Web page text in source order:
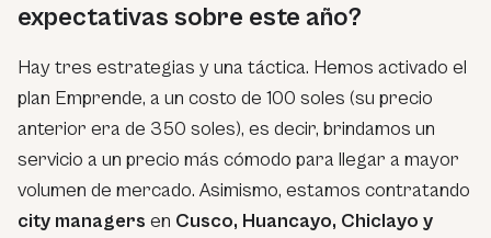
expectativas sobre este año?
Hay tres estrategias y una táctica. Hemos activado el
plan Emprende, a un costo de 100 soles (su precio
anterior era de 350 soles), es decir, brindamos un
servicio a un precio más cómodo para llegar a mayor
volumen de mercado. Asimismo, estamos contratando
city managers en Cusco, Huancayo, Chiclayo y